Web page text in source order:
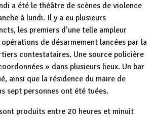
a été le théâtre de scènes de violence
à lundi. Il y a eu plusieurs
les premiers d’une telle ampleur
de désarmement lancées par la
contestataires. Une source policière
» dans plusieurs lieux. Un bar
ainsi que la résidence du maire de
sept personnes ont été tuées.
produits entre 20 heures et minuit